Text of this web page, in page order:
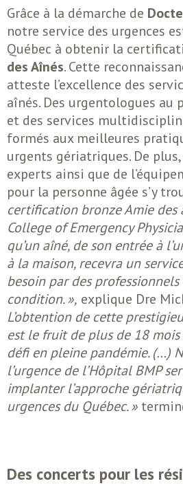
Grâce à la démarche de
notre service des urgences
Québec à obtenir la
des Aînés. Cette
atteste l’excellence des
aînés. Des urgentologues au
et des services
formés aux meilleures
urgents gériatriques. De
experts ainsi que de
pour la personne âgée s’y
certification bronze Amie des
College of Emergency
qu’un aîné, de son entrée à
à la maison, recevra un
besoin par des professionnels
condition. », explique Dre
L’obtention de cette
est le fruit de plus de 18
défi en pleine pandémie. (…)
l’urgence de l’Hôpital BMP
implanter l’approche
urgences du Québec. »
Des concerts pour les